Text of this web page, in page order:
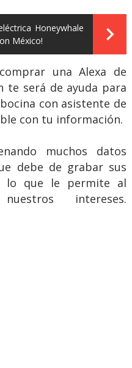
Honeywhale
México!
una Alexa de
te será de ayuda para
con asistente de
con tu información.
muchos datos
debe de grabar sus
lo que le permite al
intereses.